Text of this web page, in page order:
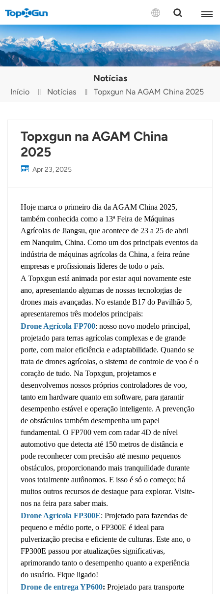
CONTATE-NOS
English
EspañolNotícias
Início Notícias Topxgun Na AGAM China 2025
Topxgun na AGAM China
2025
Apr 23, 2025
Hoje marca o primeiro dia da AGAM China 2025,
também conhecida como a 13ª Feira de Máquinas
Agrícolas de Jiangsu, que acontece de 23 a 25 de abril
em Nanquim, China. Como um dos principais eventos da
indústria de máquinas agrícolas da China, a feira reúne
empresas e profissionais líderes de todo o país.
A Topxgun está animada por estar aqui novamente este
ano, apresentando algumas de nossas tecnologias de
drones mais avançadas. No estande B17 do Pavilhão 5,
apresentaremos três modelos principais:
Drone Agrícola FP700: nosso novo modelo principal,
projetado para terras agrícolas complexas e de grande
porte, com maior eficiência e adaptabilidade. Quando se
trata de drones agrícolas, o sistema de controle de voo é o
coração de tudo. Na Topxgun, projetamos e
desenvolvemos nossos próprios controladores de voo,
tanto em hardware quanto em software, para garantir
desempenho estável e operação inteligente. A prevenção
de obstáculos também desempenha um papel
fundamental. O FP700 vem com radar 4D de nível
automotivo que detecta até 150 metros de distância e
pode reconhecer com precisão até mesmo pequenos
obstáculos, proporcionando mais tranquilidade durante
voos totalmente autônomos. E isso é só o começo; há
muitos outros recursos de destaque para explorar. Visite-
nos na feira para saber mais.
Drone Agrícola FP300E: Projetado para fazendas de
pequeno e médio porte, o FP300E é ideal para
pulverização precisa e eficiente de culturas. Este ano, o
FP300E passou por atualizações significativas,
aprimorando tanto o desempenho quanto a experiência
do usuário. Fique ligado!
Drone de entrega YP600: Projetado para transporte